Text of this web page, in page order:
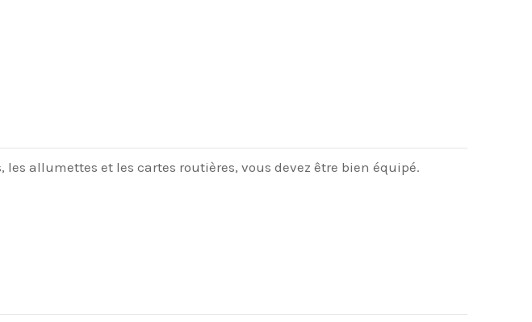
allumettes et les cartes routières, vous devez être bien équipé.